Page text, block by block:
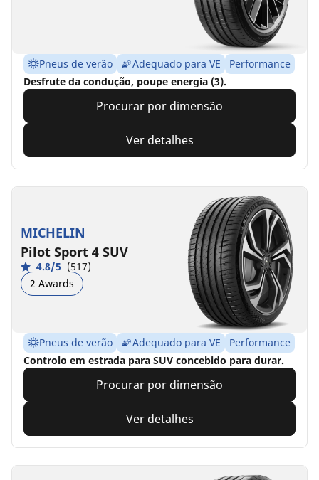
Pneus de verão Adequado para VE
Performance
Desfrute da condução, poupe energia (3).
Procurar por dimensão
Ver detalhes
MICHELIN
Pilot Sport 4 SUV
4.8/5 (517)
2 Awards
Pneus de verão Adequado para VE
Performance
Controlo em estrada para SUV concebido para durar.
Procurar por dimensão
Ver detalhes